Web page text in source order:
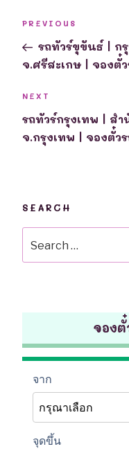
Previous
Post
PREVIOUS
รถทัวร์ขุขันธ์ | ก
จ.ศรีสะเกษ | จองตั๋
Next
Post
NEXT
รถทัวร์กรุงเทพ | สำ
จ.กรุงเทพ | จองตั๋ว
SEARCH
for:
จอง